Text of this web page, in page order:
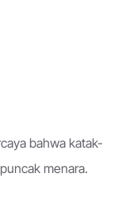
bahwa katak-
menara.